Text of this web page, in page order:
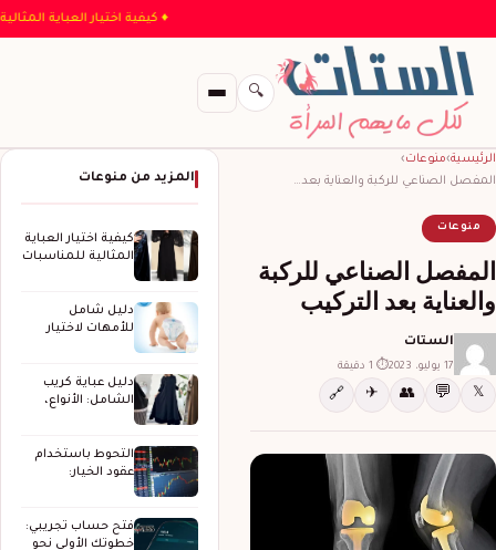
♦ كيفية اختيار العباية
🔍
الرئيسية›منوعات›
المفصل الصناعي للركبة والعناية بعد…
منوعات
المفصل الصناعي للركبة
والعناية بعد التركيب
الستات
17 يوليو، 2023 ⏱ 1 دقيقة
𝕏
💬
👥
✈
🔗
المزيد من منوعات
كيفية اختيار العباية
المثالية للمناسبات
دليل شامل
للأمهات لاختيار
دليل عباية كريب
الشامل: الأنواع،
التحوط باستخدام
عقود الخيار:
وإدارة…
فتح حساب تجريبي:
خطوتك الأولى نحو